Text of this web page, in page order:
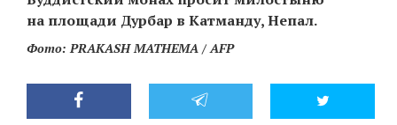
на площади Дурбар в Катманду, Непал.
Фото: PRAKASH MATHEMA / AFP